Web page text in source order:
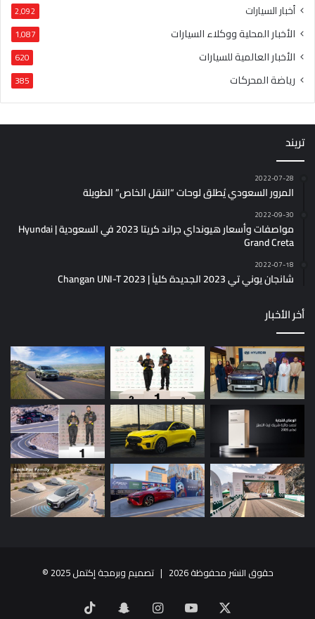
أخبار السيارات 2٬092
الأخبار المحلية ووكلاء السيارات 1٬087
الأخبار العالمية للسيارات 620
رياضة المحركات 385
تريند
2022-07-28
المرور السعودي يُطلق لوحات “النقل الخاص” الطويلة
2022-09-30
مواصفات وأسعار هيونداي جراند كريتا 2023 في السعودية | Hyundai
Grand Creta
2022-07-18
شانجان يوني تي 2023 الجديدة كلياً | Changan UNI-T 2023
أخر الأخبار
حقوق النشر محفوظة 2026 | تصميم وبرمجة إكتمل 2025 ©
يوتيوب انستقرام سناب